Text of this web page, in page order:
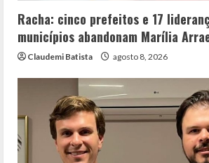
Racha: cinco prefeitos e 17
municípios abandonam Marília
Claudemi Batista agosto 8, 2026